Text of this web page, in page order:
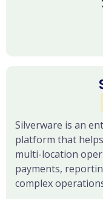
Silverware is an
platform that
multi-location
payments,
complex